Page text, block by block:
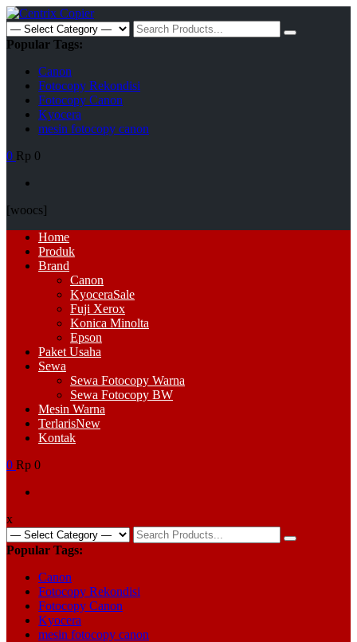
Skip
to
content
Search
for:
Popular Tags:
Canon
Fotocopy Rekondisi
Fotocopy Canon
Kyocera
mesin fotocopy canon
0 Rp 0
[woocs]
Primary
Menu
Home
Produk
Brand
Canon
KyoceraSale
Fuji Xerox
Konica Minolta
Epson
Paket Usaha
Sewa
Sewa Fotocopy Warna
Sewa Fotocopy BW
Mesin Warna
TerlarisNew
Kontak
0 Rp 0
x
Search
for:
Popular Tags:
Canon
Fotocopy Rekondisi
Fotocopy Canon
Kyocera
mesin fotocopy canon